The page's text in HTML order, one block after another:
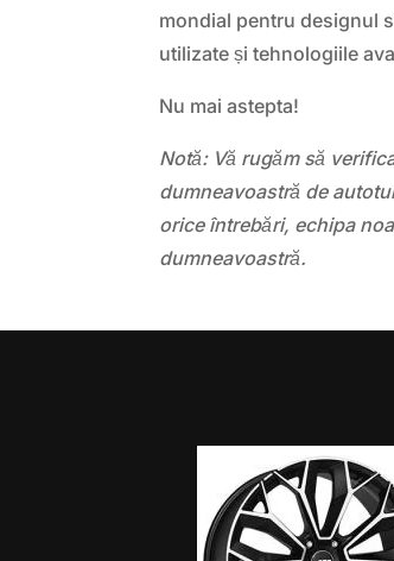
mondial pentru designul
utilizate și tehnologiile
Nu mai astepta!
Notă: Vă rugăm să
dumneavoastră de
orice întrebări, echipa
dumneavoastră.